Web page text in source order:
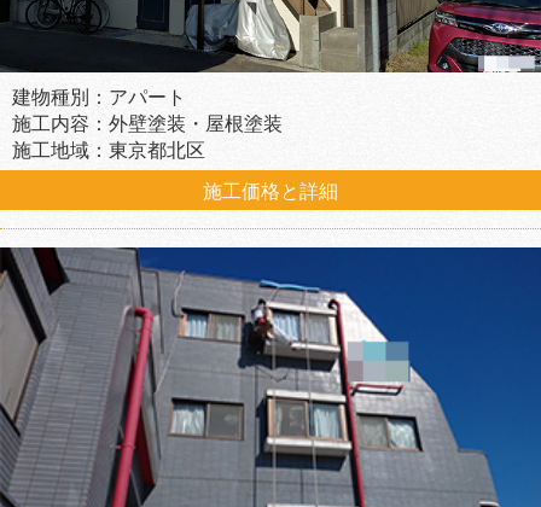
建物種別：アパート
施工内容：外壁塗装・屋根塗装
施工地域：東京都北区
施工価格と詳細